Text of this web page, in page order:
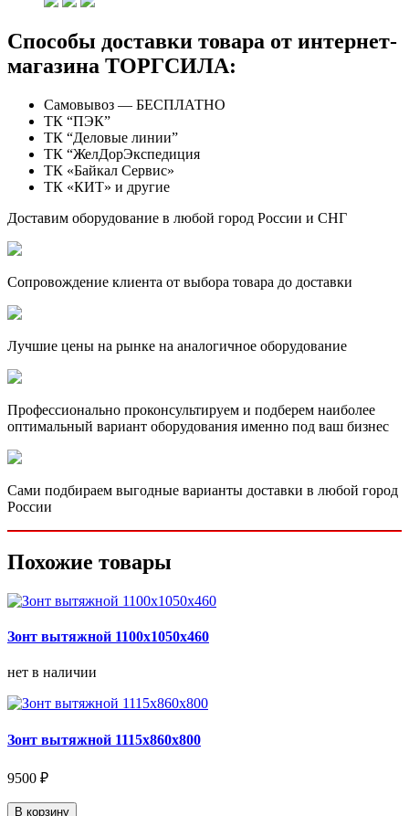
Способы доставки товара от интернет-
магазина ТОРГСИЛА:
Самовывоз — БЕСПЛАТНО
ТК “ПЭК”
ТК “Деловые линии”
ТК “ЖелДорЭкспедиция
ТК «Байкал Сервис»
ТК «КИТ» и другие
Доставим оборудование в любой город России и СНГ
Сопровождение клиента от выбора товара до доставки
Лучшие цены на рынке на аналогичное оборудование
Профессионально проконсультируем и подберем наиболее
оптимальный вариант оборудования именно под ваш бизнес
Сами подбираем выгодные варианты доставки в любой город
России
Похожие товары
Зонт вытяжной 1100х1050х460
нет в наличии
Зонт вытяжной 1115х860х800
9500 ₽
В корзину